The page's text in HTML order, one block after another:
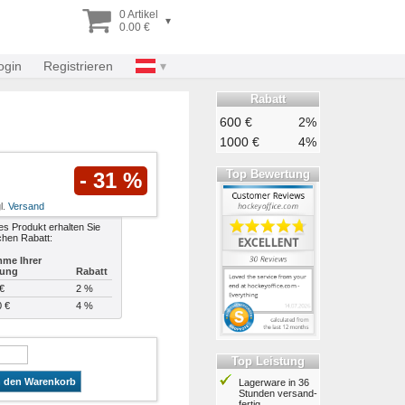
0 Artikel
0.00 €
▾
Registrieren
- 31 %
Versand
Produkt erhalten Sie
Rabatt:
Ihrer
Rabatt
2 %
€
4 %
den Warenkorb
Rabatt
600 €
2%
1000 €
4%
Top Bewertung
Top Leistung
Lagerware in 36
Stunden ver­sand­